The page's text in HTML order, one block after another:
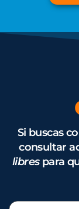
Si buscas
consultar
librespara